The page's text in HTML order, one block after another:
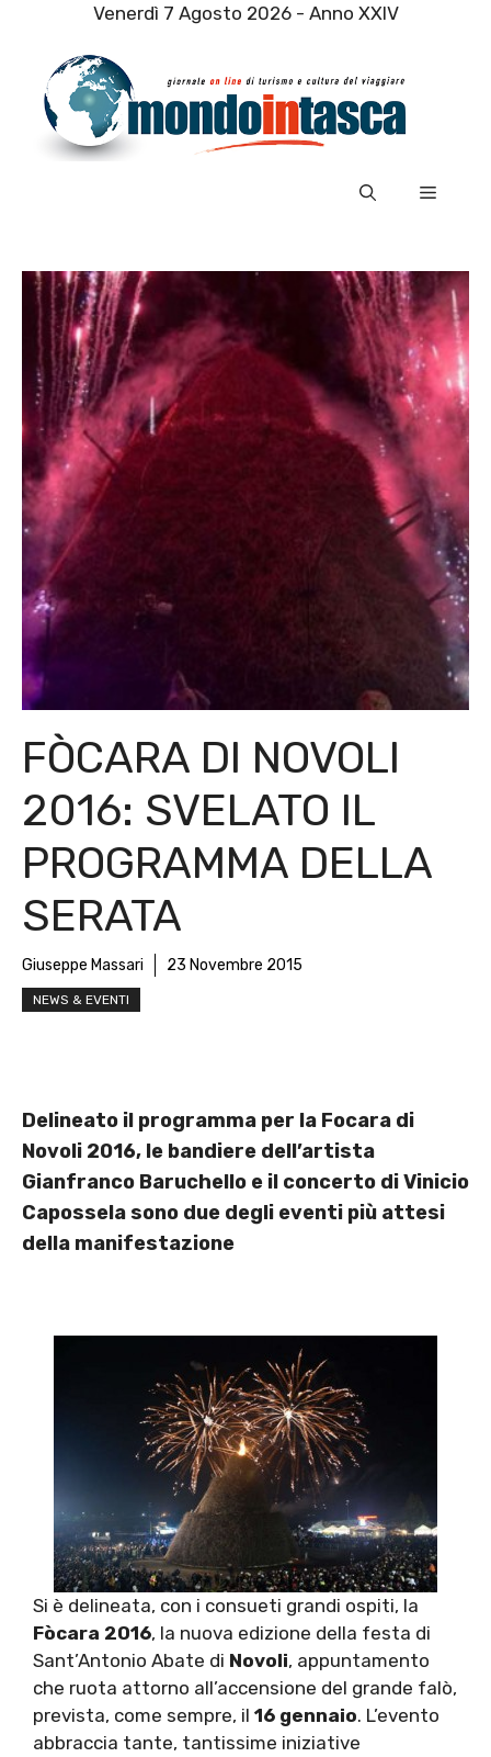
contenuto
Venerdì 7 Agosto 2026 - Anno XXIV
Menu
FÒCARA DI NOVOLI
2016: SVELATO IL
PROGRAMMA DELLA
SERATA
Giuseppe Massari 23 Novembre 2015
NEWS & EVENTI
Delineato il programma per la Focara di
Novoli 2016, le bandiere dell’artista
Gianfranco Baruchello e il concerto di Vinicio
Capossela sono due degli eventi più attesi
della manifestazione
Si è delineata, con i consueti grandi ospiti, la
Fòcara 2016, la nuova edizione della festa di
Sant’Antonio Abate di Novoli, appuntamento
che ruota attorno all’accensione del grande falò,
prevista, come sempre, il 16 gennaio. L’evento
abbraccia tante, tantissime iniziative